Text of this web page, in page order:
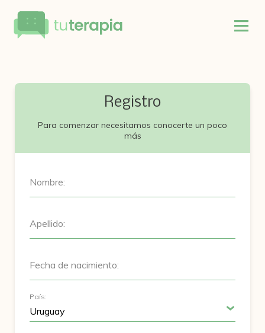
Registro
Para comenzar necesitamos conocerte un poco
más
Nombre:
Apellido:
Fecha de nacimiento:
País: